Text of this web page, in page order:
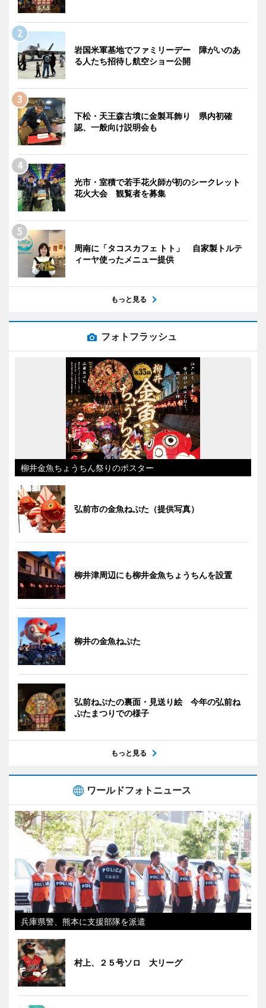
岩国米軍基地でファミリーデー 障がいのあ
る人たち招待し航空ショー公開
下松・天王森古墳に金製耳飾り 県内初確
認、一般向け説明会も
光市・室積で若手花火師が初のシークレット
花火大会 観覧者を募集
周南に「タコスカフェ トト」 自家製トルテ
ィーヤ使ったメニュー提供
もっと見る
フォトフラッシュ
柳井金魚ちょうちん祭りのポスター
弘前市の金魚ねぷた（提供写真）
柳井津周辺にも柳井金魚ちょうちんを設置
柳井の金魚ねぷた
弘前ねぷたの裏面・見送り絵 今年の弘前ね
ぷたまつりでの様子
もっと見る
ワールドフォトニュース
兵庫県警、熊本に支援部隊を派遣
村上、２５号ソロ 大リーグ